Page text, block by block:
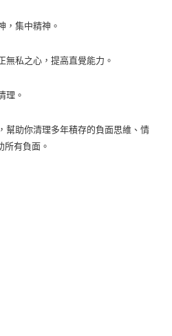
，集中精神。
無私之心，提高直覺能力。
理。
幫助你清理多年積存的負面思維、情
所有負面。